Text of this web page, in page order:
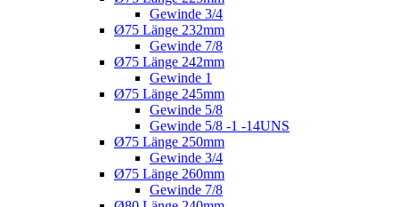
Gewinde 3/4
Ø75 Länge 232mm
Gewinde 7/8
Ø75 Länge 242mm
Gewinde 1
Ø75 Länge 245mm
Gewinde 5/8
Gewinde 5/8 -1 -14UNS
Ø75 Länge 250mm
Gewinde 3/4
Ø75 Länge 260mm
Gewinde 7/8